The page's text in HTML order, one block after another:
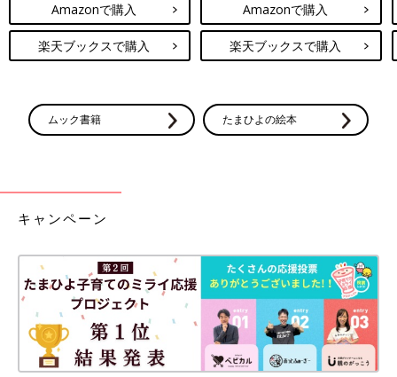
Amazonで購入
楽天ブックスで購入
Amazonで購入
楽天ブックスで購入
ムック書籍 たまひよの絵本
キャンペーン